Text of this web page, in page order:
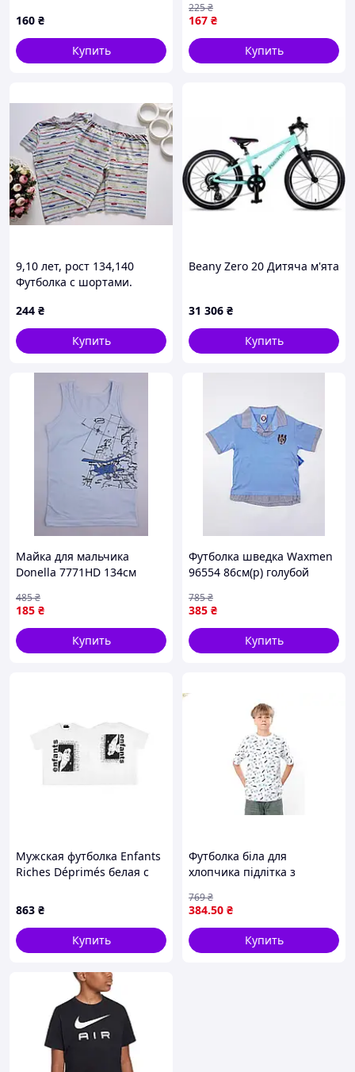
P167049
160 ₴
Купить
442790 134-140 см (8-10
years) Голубой
167 ₴
225₴
Купить
9,10 лет, рост 134,140
Футболка с шортами.
244 ₴
Купить
Beany Zero 20 Дитяча м'ята
31 306 ₴
Купить
Майка для мальчика
Donella 7771HD 134см
185 ₴
485₴
Купить
Футболка шведка Waxmen
96554 86см(р) голубой
385 ₴
785₴
Купить
Мужская футболка Enfants
Riches Déprimés белая с
хлопковая футболка
оверсайз с надписями
863 ₴
Купить
Футболка біла для
хлопчика підлітка з
навчання прогулянок
спорту
384.50 ₴
769₴
Купить